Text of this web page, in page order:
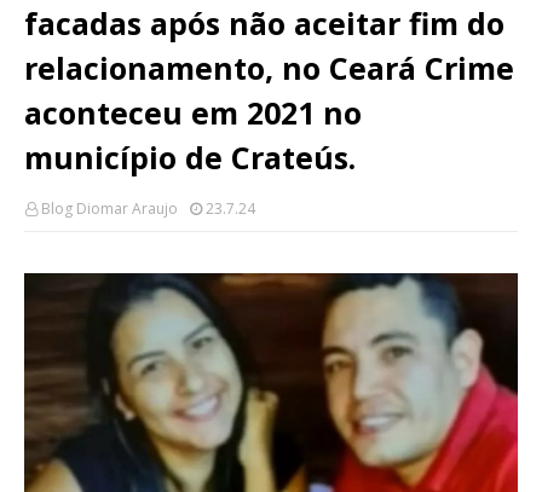
facadas após não aceitar fim do
relacionamento, no Ceará Crime
aconteceu em 2021 no
município de Crateús.
Blog Diomar Araujo 23.7.24